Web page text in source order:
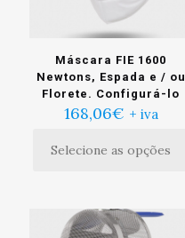
página
produto
Máscara FIE 1600
Newtons, Espada e / ou
Florete. Configurá-lo
168,06€ + iva
Selecione as opções